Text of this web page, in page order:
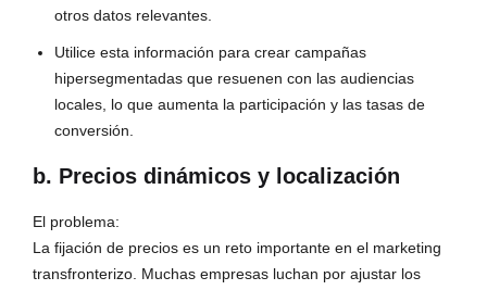
otros datos relevantes.
Utilice esta información para crear campañas
hipersegmentadas que resuenen con las audiencias
locales, lo que aumenta la participación y las tasas de
conversión.
b. Precios dinámicos y localización
El problema:
La fijación de precios es un reto importante en el marketing
transfronterizo. Muchas empresas luchan por ajustar los